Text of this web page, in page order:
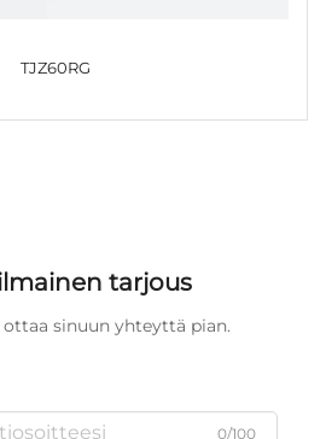
TJZ60RG
tarjous
sinuun yhteyttä pian.
0/100